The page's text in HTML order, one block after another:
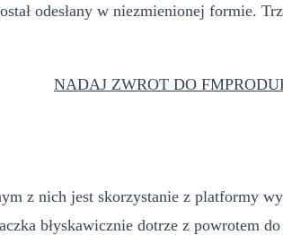
odesłany w niezmienionej formie.
NADAJ ZWROT DO
z nich jest skorzystanie z platformy
błyskawicznie dotrze z powrotem